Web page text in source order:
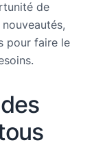
de
pour faire le